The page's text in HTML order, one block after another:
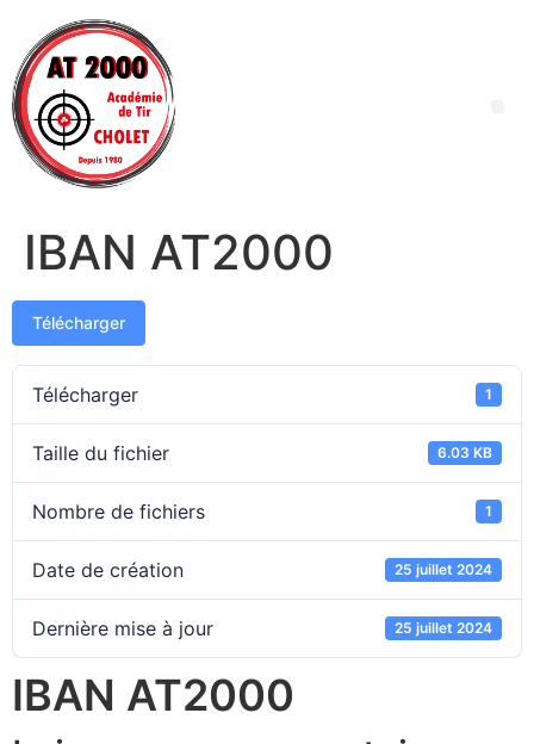
IBAN AT2000
Télécharger
Télécharger 1
Taille du fichier 6.03 KB
Nombre de fichiers 1
Date de création 25 juillet 2024
Dernière mise à jour 25 juillet 2024
IBAN AT2000